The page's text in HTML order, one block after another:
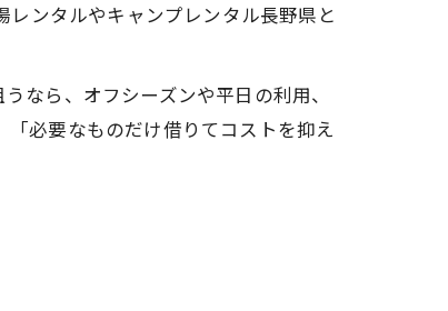
ンタルやキャンプレンタル長野県と
なら、オフシーズンや平日の利用、
必要なものだけ借りてコストを抑え